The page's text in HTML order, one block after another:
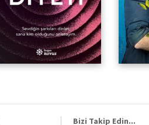
Bizi Takip Edin...